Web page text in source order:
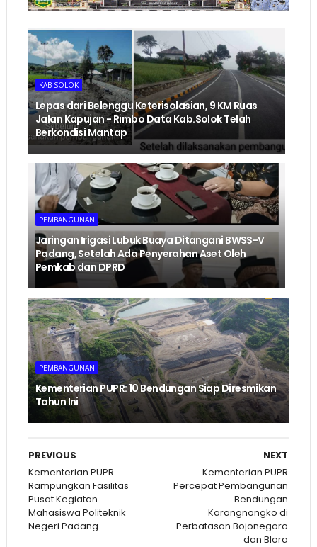
KAB SOLOK
Lepas dari Belenggu Keterisolasian, 9 KM Ruas
Jalan Kapujan - Rimbo Data Kab.Solok Telah
Berkondisi Mantap
PEMBANGUNAN
Jaringan Irigasi Lubuk Buaya Ditangani BWSS-V
Padang, Setelah Ada Penyerahan Aset Oleh
Pemkab dan DPRD
PEMBANGUNAN
Kementerian PUPR: 10 Bendungan Siap Diresmikan
Tahun Ini
NEXT
Kementerian PUPR
Percepat Pembangunan
Bendungan
Karangnongko di
Perbatasan Bojonegoro
dan Blora
PREVIOUS
Kementerian PUPR
Rampungkan Fasilitas
Pusat Kegiatan
Mahasiswa Politeknik
Negeri Padang